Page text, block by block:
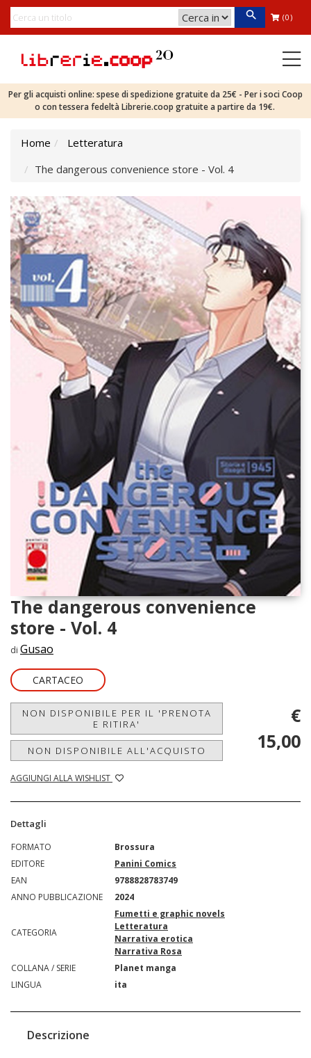
(0)
Per gli acquisti online: spese di spedizione gratuite da 25€ - Per i soci Coop
o con tessera fedeltà Librerie.coop gratuite a partire da 19€.
Home
Letteratura
The dangerous convenience store - Vol. 4
The dangerous convenience
store - Vol. 4
di Gusao
CARTACEO
NON DISPONIBILE PER IL 'PRENOTA
E RITIRA'
NON DISPONIBILE ALL'ACQUISTO
AGGIUNGI ALLA WISHLIST
€
15,00
Dettagli
FORMATO
Brossura
EDITORE
Panini Comics
EAN
9788828783749
ANNO PUBBLICAZIONE
2024
CATEGORIA
Fumetti e graphic novels
Letteratura
Narrativa erotica
Narrativa Rosa
COLLANA / SERIE
Planet manga
LINGUA
ita
Descrizione